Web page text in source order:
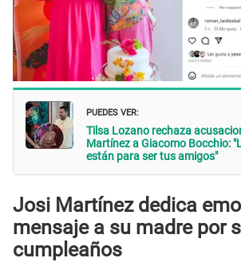
PUEDES VER:
Tilsa Lozano rechaza
Martínez a Giacomo Bocchio:
están para ser tus amigos"
Josi Martínez dedica
mensaje a su madre por
cumpleaños